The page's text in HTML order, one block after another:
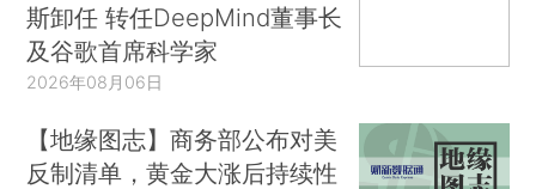
斯卸任 转任DeepMind董事长
及谷歌首席科学家
2026年08月06日
【地缘图志】商务部公布对美
反制清单，黄金大涨后持续性